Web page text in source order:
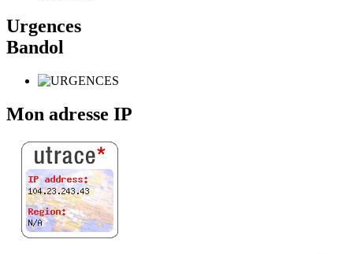
Urgences
Bandol
Mon adresse IP